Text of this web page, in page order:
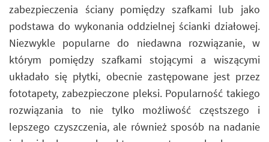
zabezpieczenia ściany pomiędzy szafkami lub jako
podstawa do wykonania oddzielnej ścianki działowej.
Niezwykle popularne do niedawna rozwiązanie, w
którym pomiędzy szafkami stojącymi a wiszącymi
układało się płytki, obecnie zastępowane jest przez
fototapety, zabezpieczone pleksi. Popularność takiego
rozwiązania to nie tylko możliwość częstszego i
lepszego czyszczenia, ale również sposób na nadanie